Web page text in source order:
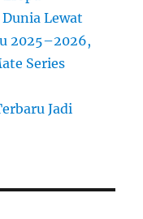
Lewat
2025–2026,
Series
Jadi